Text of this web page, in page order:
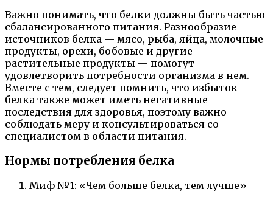
Важно понимать, что белки должны быть частью
сбалансированного питания. Разнообразие
источников белка — мясо, рыба, яйца, молочные
продукты, орехи, бобовые и другие
растительные продукты — помогут
удовлетворить потребности организма в нем.
Вместе с тем, следует помнить, что избыток
белка также может иметь негативные
последствия для здоровья, поэтому важно
соблюдать меру и консультироваться со
специалистом в области питания.
Нормы потребления белка
Миф №1: «Чем больше белка, тем лучше»